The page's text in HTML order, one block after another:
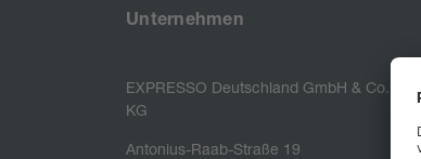
Unternehmen
EXPRESSO Deutschland GmbH & Co.
KG
Antonius-Raab-Straße 19